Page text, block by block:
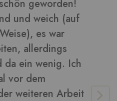
geworden!
und weich (auf
es war
allerdings
da ein wenig. Ich
vor dem
weiteren Arbeit